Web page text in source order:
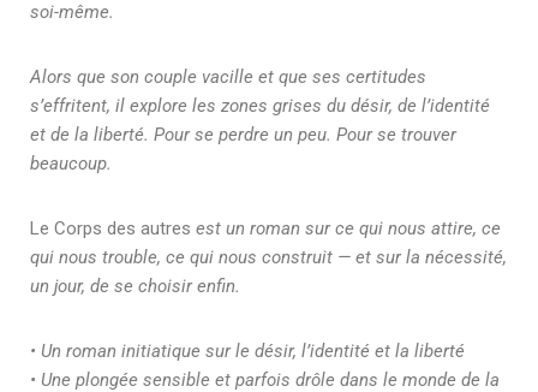
soi-même.
Alors que son couple vacille et que ses certitudes
s’effritent, il explore les zones grises du désir, de l’identité
et de la liberté. Pour se perdre un peu. Pour se trouver
beaucoup.
Le Corps des autres est un roman sur ce qui nous attire, ce
qui nous trouble, ce qui nous construit — et sur la nécessité,
un jour, de se choisir enfin.
• Un roman initiatique sur le désir, l’identité et la liberté
• Une plongée sensible et parfois drôle dans le monde de la